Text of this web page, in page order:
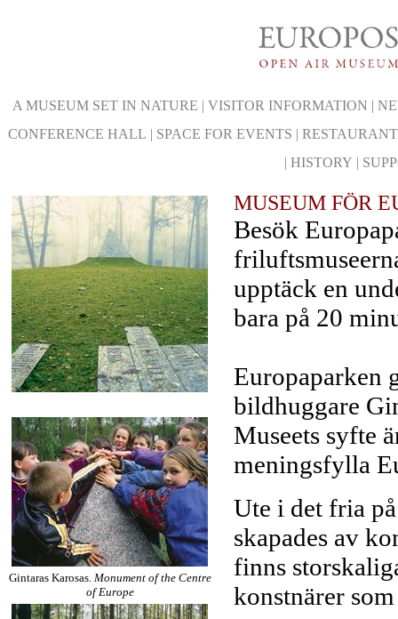
A MUSEUM SET IN NATURE | VISITOR INFORMATION |
CONFERENCE HALL | SPACE FOR EVENTS | RESTAURANT
| HISTORY |
Gintaras Karosas. Monument of the Centre
of Europe
MUSEUM FÖR
Besök
upptäck en
bara på 20
Europaparken
bildhuggare
Museets syfte
meningsfylla
Ute i det fria
skapades av
finns
konstnärer